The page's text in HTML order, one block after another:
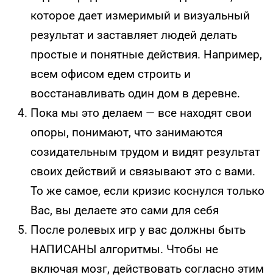
которое дает измеримый и визуальный
результат и заставляет людей делать
простые и понятные действия. Например,
всем офисом едем строить и
восстанавливать один дом в деревне.
Пока мы это делаем — все находят свои
опоры, понимают, что занимаются
созидательным трудом и видят результат
своих действий и связывают это с вами.
То же самое, если кризис коснулся только
Вас, вы делаете это сами для себя
После ролевых игр у вас должны быть
НАПИСАНЫ алгоритмы. Чтобы не
включая мозг, действовать согласно этим